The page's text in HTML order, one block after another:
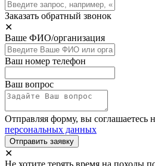
Заказать обратный звонок
✕
Ваше ФИО/организация
Ваш номер телефон
Ваш вопрос
Отправляя форму, вы соглашаетесь
персональных данных
Отправить заявку
✕
Не хотите терять время на походы